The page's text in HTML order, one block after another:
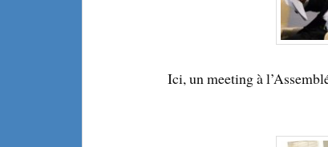
Ici, un meeting à